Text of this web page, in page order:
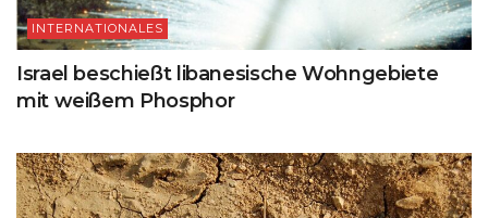
INTERNATIONALES
Israel beschießt libanesische Wohngebiete
mit weißem Phosphor